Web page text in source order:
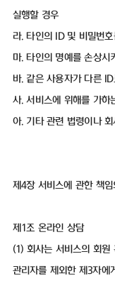
실행할 경우
라. 타인의 ID 및 비밀번
마. 타인의 명예를 손상시
바. 같은 사용자가 다른
사. 서비스에 위해를 가하
아. 기타 관련 법령이나
제4장 서비스에 관한 책
제1조 온라인 상담
(1) 회사는 서비스의 회원
관리자를 제외한 제3자에